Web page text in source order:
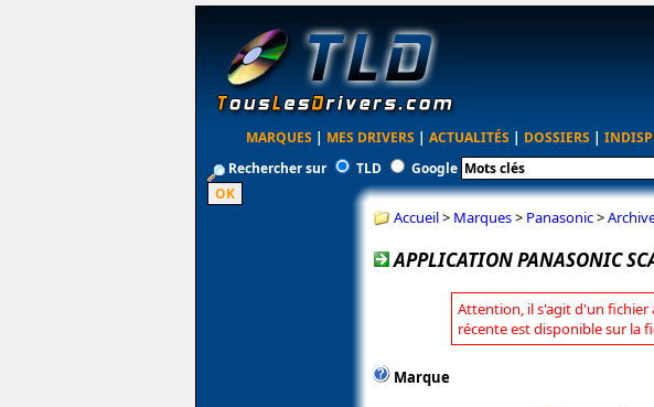
MARQUES | MES DRIVERS | ACTUALITÉS | DOSSIERS |
Rechercher sur
TLD Google
Accueil> Marques> Panasonic>
APPLICATION PANASONIC
Attention, il s'agit d'un fichier
récente est disponible sur la
Marque